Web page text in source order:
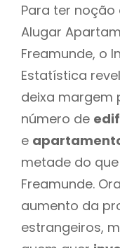
Para ter
Alugar
Freamunde, o
Estatística
deixa margem
número de
e
metade do
Freamunde.
aumento da
estrangeiros,